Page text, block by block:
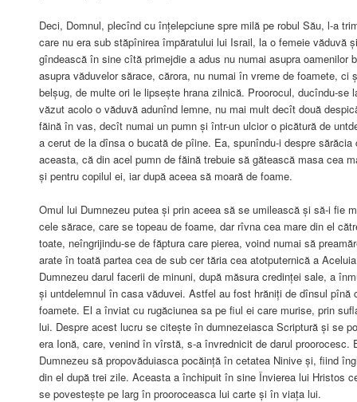
Deci, Domnul, plecînd cu înțelepciune spre milă pe robul Său, l-a
care nu era sub stăpînirea împăratului lui Israil, la o femeie văduvă
gîndească în sine cîtă primejdie a adus nu numai asupra oamenilor
asupra văduvelor sărace, cărora, nu numai în vreme de foamete, ci
belșug, de multe ori le lipsește hrana zilnică. Proorocul, ducîndu-se
văzut acolo o văduvă adunînd lemne, nu mai mult decît două
făină în vas, decît numai un pumn și într-un ulcior o picătură de
a cerut de la dînsa o bucată de pîine. Ea, spunîndu-i despre
aceasta, că din acel pumn de făină trebuie să gătească masa cea
și pentru copilul ei, iar după aceea să moară de foame.
Omul lui Dumnezeu putea și prin aceea să se umilească și să-i fie
cele sărace, care se topeau de foame, dar rîvna cea mare din el
toate, neîngrijindu-se de făptura care pierea, voind numai să
arate în toată partea cea de sub cer tăria cea atotputernică a
Dumnezeu darul facerii de minuni, după măsura credinței sale, a
și untdelemnul în casa văduvei. Astfel au fost hrăniți de dînsul pînă
foamete. El a înviat cu rugăciunea sa pe fiul ei care murise, prin
lui. Despre acest lucru se citește în dumnezeiasca Scriptură și se
era Ionă, care, venind în vîrstă, s-a învrednicit de darul proorocesc.
Dumnezeu să propovăduiasca pocăință în cetatea Ninive și, fiind
din el după trei zile. Aceasta a închipuit în sine Învierea lui Hristos
se povestește pe larg în prooroceasca lui carte și în viața lui.